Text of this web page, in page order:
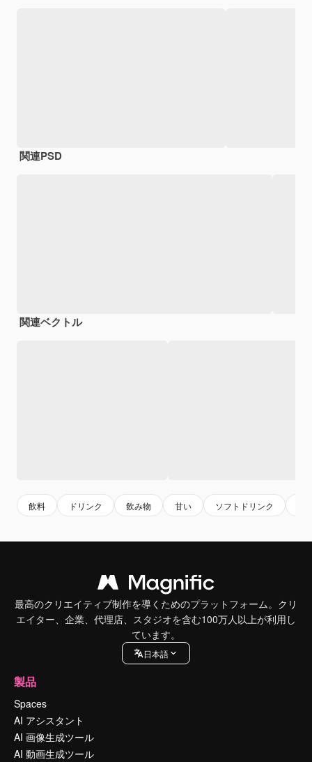
関連PSD
関連ベクトル
飲料 ドリンク 飲み物 甘い ソフトドリンク
最高のクリエイティブ制作を導くためのプラットフォーム。クリ
エイター、企業、代理店、スタジオを含む100万人以上が利用し
ています。
日本語
製品
Spaces
AI アシスタント
AI 画像生成ツール
AI 動画生成ツール